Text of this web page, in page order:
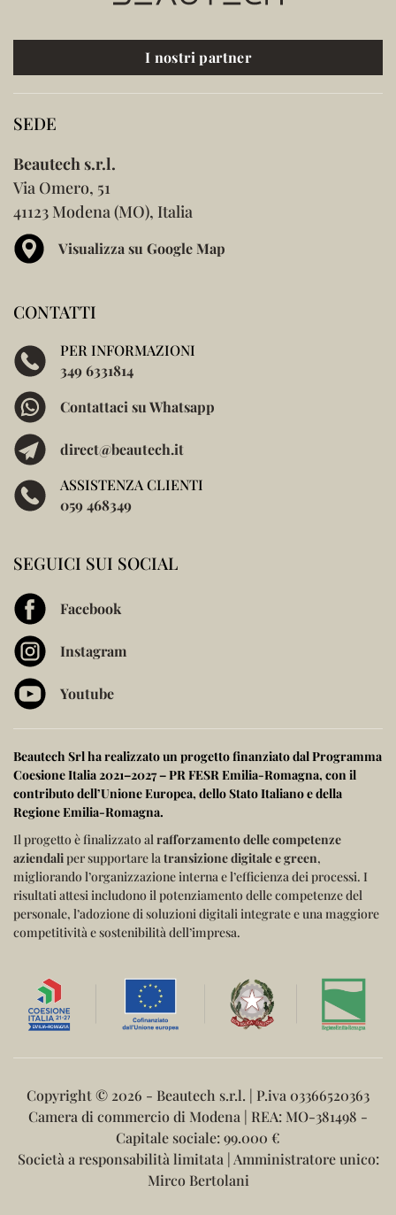
I nostri partner
SEDE
Beautech s.r.l.
Via Omero, 51
41123 Modena (MO), Italia
Visualizza su Google Map
CONTATTI
PER INFORMAZIONI
349 6331814
Contattaci su Whatsapp
direct@beautech.it
ASSISTENZA CLIENTI
059 468349
SEGUICI SUI SOCIAL
Facebook
Instagram
Youtube
Beautech Srl ha realizzato un progetto finanziato dalProgramma
Coesione Italia 2021–2027 – PR FESR Emilia-Romagna, con il
contributo dell’Unione Europea, delloStato Italianoe della
Regione Emilia-Romagna.
Il progetto è finalizzato alrafforzamento delle competenze
aziendaliper supportare latransizione digitale e green,
migliorando l’organizzazione interna e l’efficienza dei processi. I
risultati attesi includono il potenziamento delle competenze del
personale, l’adozione di soluzioni digitali integrate e una maggiore
competitività e sostenibilità dell’impresa.
Copyright © 2026 - Beautech s.r.l. | P.iva 03366520363
Camera di commercio di Modena | REA: MO-381498 -
Capitale sociale: 99.000 €
Società a responsabilità limitata | Amministratore unico:
Mirco Bertolani